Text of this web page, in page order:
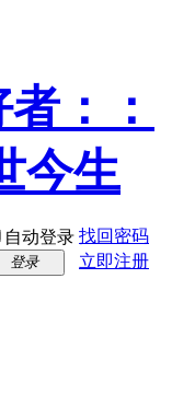
自动登录 找回密码
登录 立即注册